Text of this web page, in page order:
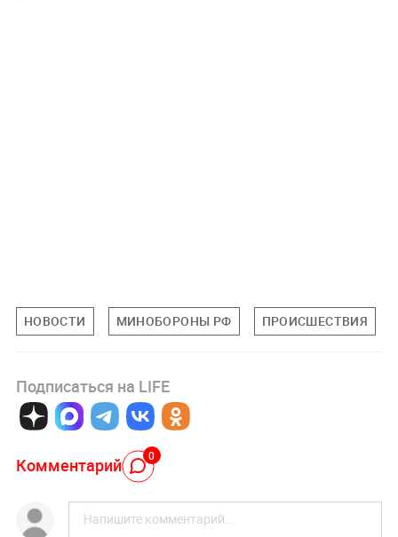
НОВОСТИ МИНОБОРОНЫ РФ ПРОИСШЕСТВИЯ
Подписаться на LIFE
Комментарий 0